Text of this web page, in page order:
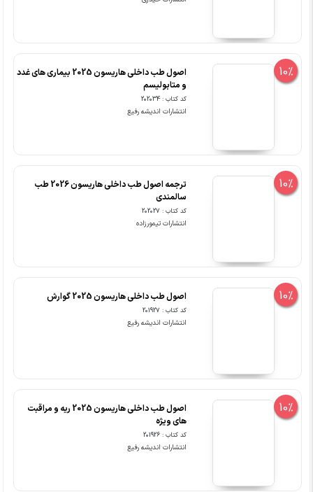
10%
اصول طب داخلی هاریسون 2025 بیماری های غدد
و متابولیسم
کد کتاب : 202034
انتشارات اندیشه رفیع
10%
ترجمه اصول طب داخلی هاریسون 2026 طب
سالمندی
کد کتاب : 202027
انتشارات تیمورزاده
10% اصول طب داخلی هاریسون 2025 گوارش
کد کتاب : 201927
انتشارات اندیشه رفیع
10%
اصول طب داخلی هاریسون 2025 ریه و مراقبت
های ویژه
کد کتاب : 201926
انتشارات اندیشه رفیع